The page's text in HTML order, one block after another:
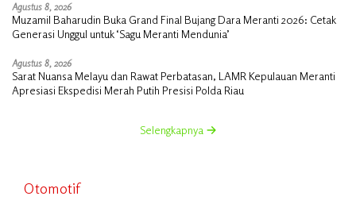
Agustus 8, 2026
Muzamil Baharudin Buka Grand Final Bujang Dara Meranti 2026: Cetak
Generasi Unggul untuk ‘Sagu Meranti Mendunia’
Agustus 8, 2026
Sarat Nuansa Melayu dan Rawat Perbatasan, LAMR Kepulauan Meranti
Apresiasi Ekspedisi Merah Putih Presisi Polda Riau
Selengkapnya
Otomotif